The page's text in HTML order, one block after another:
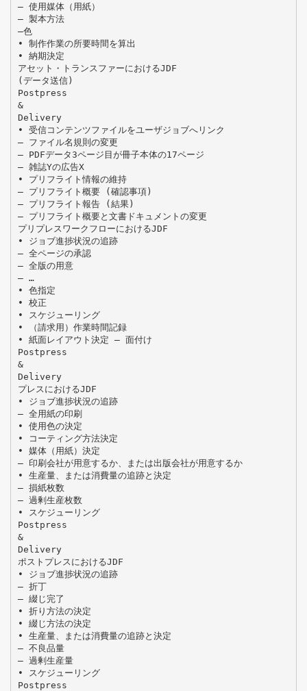
– 使用媒体（用紙）
– 製本方法
–色
• 制作作業の所要時間を算出
• 納期決定
アセット・トランスファーにおけるJDF
(データ送信)
Postpress
&
Delivery
• 受信コンテンツファイルをユーザジョブへリンク
– ファイル名規則の変更
– PDFデータ3ページ目が冊子本体の17ページ
– 雑誌Yの広告X
• プリフライト情報の維持
– プリフライト概要 (確認事項)
– プリフライト報告 (結果)
– プリフライト概要と文書ドキュメントの変更
プリプレスワークフローにおけるJDF
• ジョブ進捗状況の追跡
– 全ページの承認
– 全版の用意
– …
• 色指定
• 校正
• スケジューリング
• （請求用）作業時間記録
• 紙面レイアウト決定 – 面付け
Postpress
&
Delivery
プレスにおけるJDF
• ジョブ進捗状況の追跡
– 全用紙の印刷
• 使用色の決定
• コーティング方法決定
• 媒体（用紙）決定
– 印刷会社が用意するか、または出版会社が用意するか
• 生産量、または消費量の追跡と決定
– 損紙枚数
– 過剰生産枚数
• スケジューリング
Postpress
&
Delivery
ポストプレスにおけるJDF
• ジョブ進捗状況の追跡
– 折丁
– 綴じ完了
• 折り方法の決定
• 綴じ方法の決定
• 生産量、または消費量の追跡と決定
– 不良品量
– 過剰生産量
• スケジューリング
Postpress